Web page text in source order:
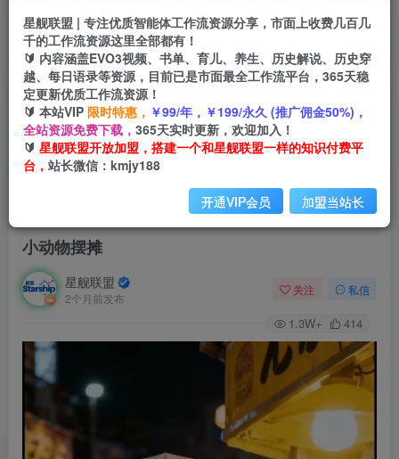
站长招募
推荐
项目周期预估10年
小动物摆摊
星舰联盟
2个月前发布
关注 私信
1.3W+ 414
视
频
放
星舰联盟 | 专注优质智能体工作流资源分享，市面上收费几百几
千的工作流资源这里全部都有！
🔰 内容涵盖EVO3视频、书单、育儿、养生、历史解说、历史穿
越、每日语录等资源，目前已是市面最全工作流平台，365天稳
定更新优质工作流资源！
🔰 本站VIP 限时特惠， ￥99/年，￥199/永久 (推广佣金50%)，
全站资源免费下载， 365天实时更新，欢迎加入！
🔰 星舰联盟开放加盟，搭建一个和星舰联盟一样的知识付费平
台， 站长微信：kmjy188
开通VIP会员 加盟当站长